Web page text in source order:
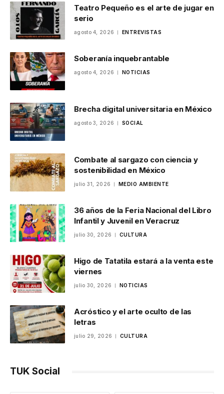
Teatro Pequeño es el arte de jugar en
serio
agosto 4, 2026 ENTREVISTAS
Soberanía inquebrantable
agosto 4, 2026 NOTICIAS
Brecha digital universitaria en México
agosto 3, 2026 SOCIAL
Combate al sargazo con ciencia y
sostenibilidad en México
julio 31, 2026 MEDIO AMBIENTE
36 años de la Feria Nacional del Libro
Infantil y Juvenil en Veracruz
julio 30, 2026 CULTURA
Higo de Tatatila estará a la venta este
viernes
julio 30, 2026 NOTICIAS
Acróstico y el arte oculto de las
letras
julio 29, 2026 CULTURA
TUK Social